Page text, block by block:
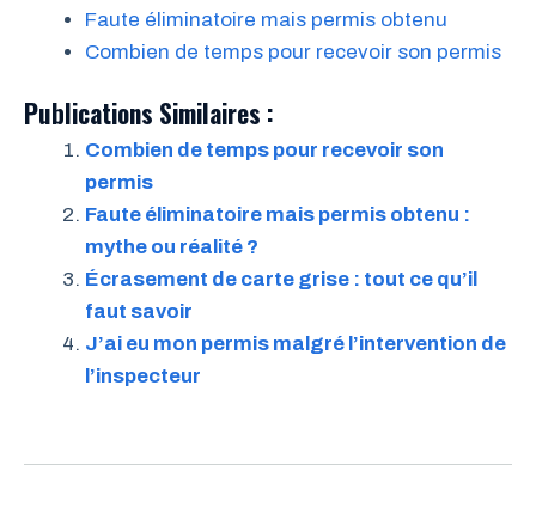
Faute éliminatoire mais permis obtenu
Combien de temps pour recevoir son permis
Publications Similaires :
Combien de temps pour recevoir son
permis
Faute éliminatoire mais permis obtenu :
mythe ou réalité ?
Écrasement de carte grise : tout ce qu’il
faut savoir
J’ai eu mon permis malgré l’intervention de
l’inspecteur